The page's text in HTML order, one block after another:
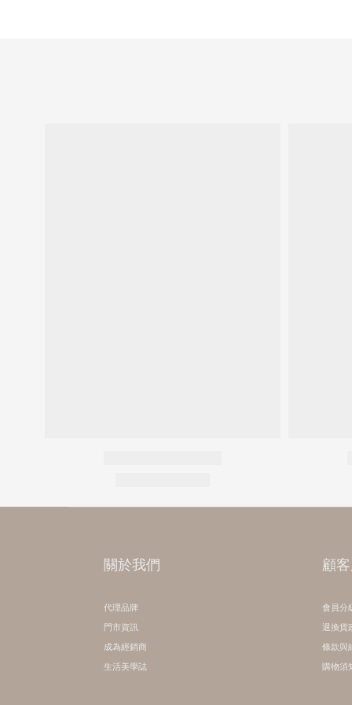
關於我們
代理品牌
門市資訊
成為經銷商
生活美學誌
顧
會員分
退換貨
條款與
購物須